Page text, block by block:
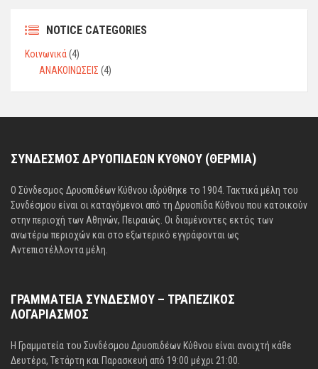
NOTICE CATEGORIES
Κοινωνικά(4)
ΑΝΑΚΟΙΝΩΣΕΙΣ (4)
ΣΥΝΔΕΣΜΟΣ ΔΡΥΟΠΙΔΕΩΝ ΚΥΘΝΟΥ (ΘΕΡΜΙΑ)
Ο Σύνδεσμος Δρυοπιδέων Κύθνου ιδρύθηκε το 1904. Τακτικά μέλη του
Συνδέσμου είναι οι καταγόμενοι από τη Δρυοπίδα Κύθνου που κατοικούν
στην περιοχή των Αθηνών, Πειραιώς. Οι διαμένοντες εκτός των
ανωτέρω περιοχών και στο εξωτερικό εγγράφονται ως
Αντεπιστέλλοντα μέλη.
ΓΡΑΜΜΑΤΕΙΑ ΣΥΝΔΕΣΜΟΥ – ΤΡΑΠΕΖΙΚΟΣ
ΛΟΓΑΡΙΑΣΜΟΣ
Η Γραμματεία του Συνδέσμου Δρυοπιδέων Κύθνου είναι ανοιχτή κάθε
Δευτέρα, Τετάρτη και Παρασκευή από 19:00 μέχρι 21:00.